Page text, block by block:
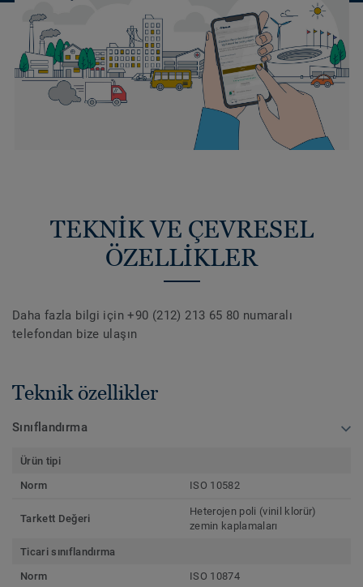
TEKNİK VE ÇEVRESEL
ÖZELLİKLER
Daha fazla bilgi için +90 (212) 213 65 80 numaralı
telefondan bize ulaşın
Teknik özellikler
Sınıflandırma
Ürün tipi
Norm
ISO 10582
Tarkett Değeri
Heterojen poli (vinil klorür)
zemin kaplamaları
Ticari sınıflandırma
Norm
ISO 10874